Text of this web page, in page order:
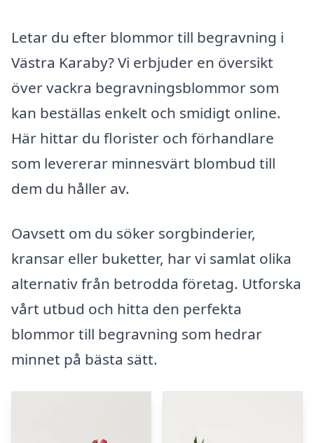
Letar du efter blommor till begravning i
Västra Karaby? Vi erbjuder en översikt
över vackra begravningsblommor som
kan beställas enkelt och smidigt online.
Här hittar du florister och förhandlare
som levererar minnesvärt blombud till
dem du håller av.
Oavsett om du söker sorgbinderier,
kransar eller buketter, har vi samlat olika
alternativ från betrodda företag. Utforska
vårt utbud och hitta den perfekta
blommor till begravning som hedrar
minnet på bästa sätt.